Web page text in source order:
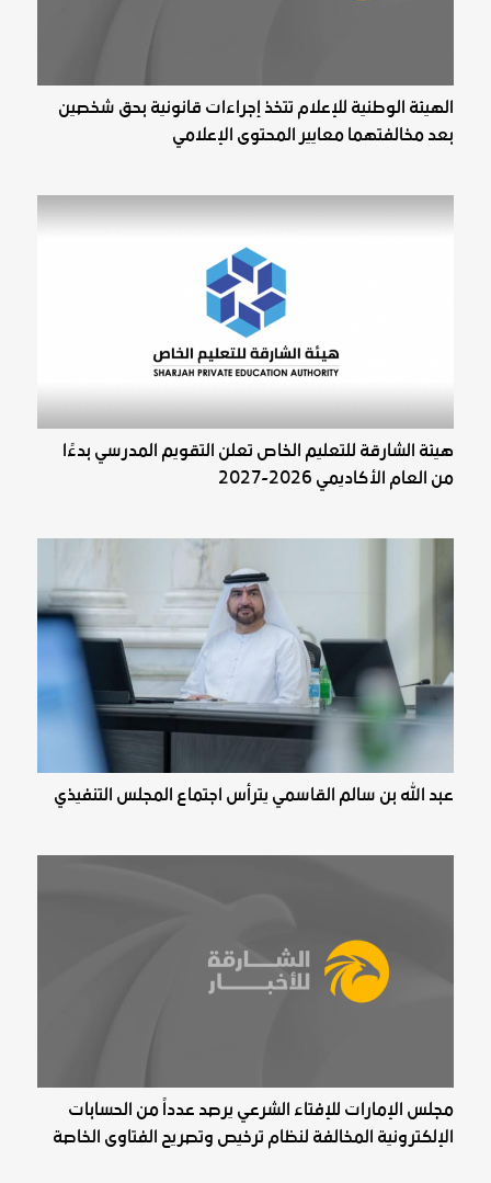
الهيئة الوطنية للإعلام تتخذ إجراءات قانونية بحق شخصين
بعد مخالفتهما معايير المحتوى الإعلامي
هيئة الشارقة للتعليم الخاص تعلن التقويم المدرسي بدءًا
من العام الأكاديمي 2026-2027
عبد الله بن سالم القاسمي يترأس اجتماع المجلس التنفيذي
مجلس الإمارات للإفتاء الشرعي يرصد عدداً من الحسابات
الإلكترونية المخالفة لنظام ترخيص وتصريح الفتاوى الخاصة